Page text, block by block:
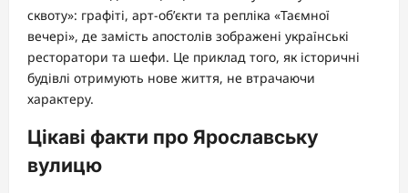
сквоту»: графіті, арт-об’єкти та репліка «Таємної
вечері», де замість апостолів зображені українські
ресторатори та шефи. Це приклад того, як історичні
будівлі отримують нове життя, не втрачаючи
характеру.
Цікаві факти про Ярославську
вулицю